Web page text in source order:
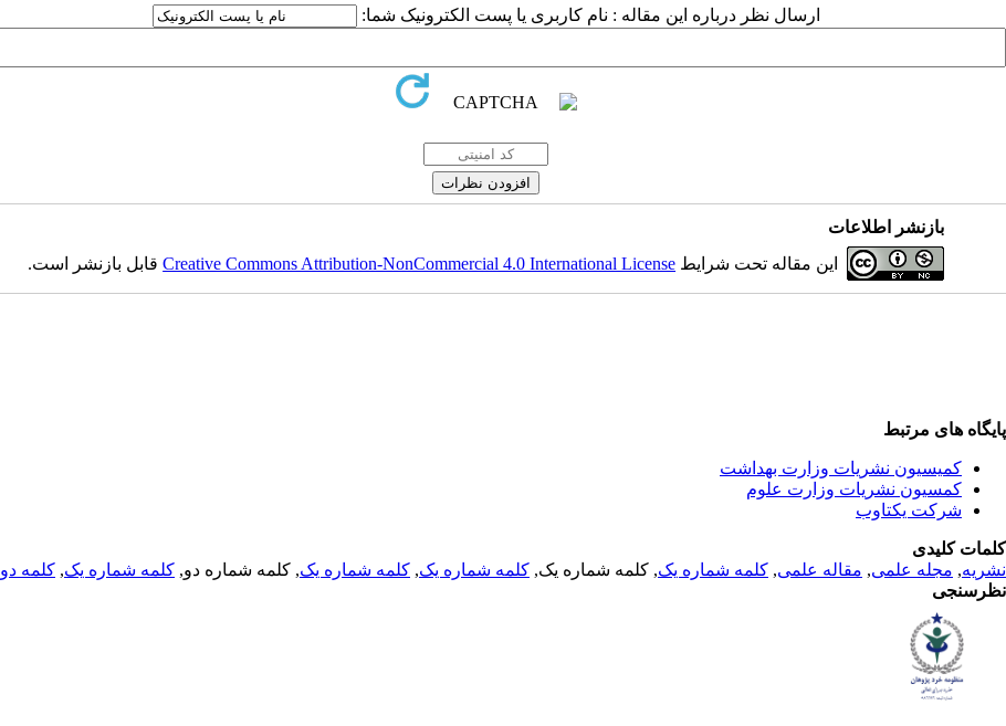
ارسال نظر درباره این مقاله : نام کاربری یا پست الکترونیک شما:
بازنشر اطلاعات
این مقاله تحت شرایط Creative Commons Attribution-NonCommercial 4.0 International Licenseقابل بازنشر است.
پایگاه های مرتبط
کمیسیون نشریات وزارت بهداشت
کمسیون نشریات وزارت علوم
شرکت یکتاوب
کلمات کلیدی
نشریه, مجله علمی, مقاله علمی, کلمه شماره یک, کلمه شماره یک, کلمه شماره یک, کلمه شماره یک, کلمه شماره دو, کلمه شماره یک, کلمه دو
نظرسنجی